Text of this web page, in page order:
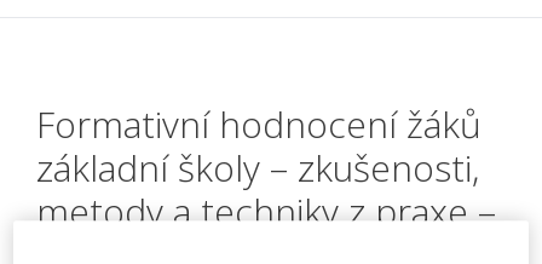
Formativní hodnocení žáků
základní školy – zkušenosti,
metody a techniky z praxe –